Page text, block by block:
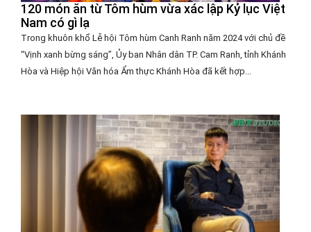
120 món ăn từ Tôm hùm vừa xác lập Kỷ lục Việt
Nam có gì lạ
Trong khuôn khổ Lễ hội Tôm hùm Canh Ranh năm 2024 với chủ đề
“Vịnh xanh bừng sáng”, Ủy ban Nhân dân TP. Cam Ranh, tỉnh Khánh
Hòa và Hiệp hội Văn hóa Ẩm thực Khánh Hòa đã kết hợp...